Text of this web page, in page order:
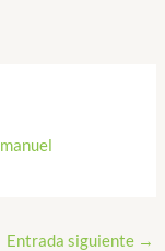
manuel
Entrada siguiente →